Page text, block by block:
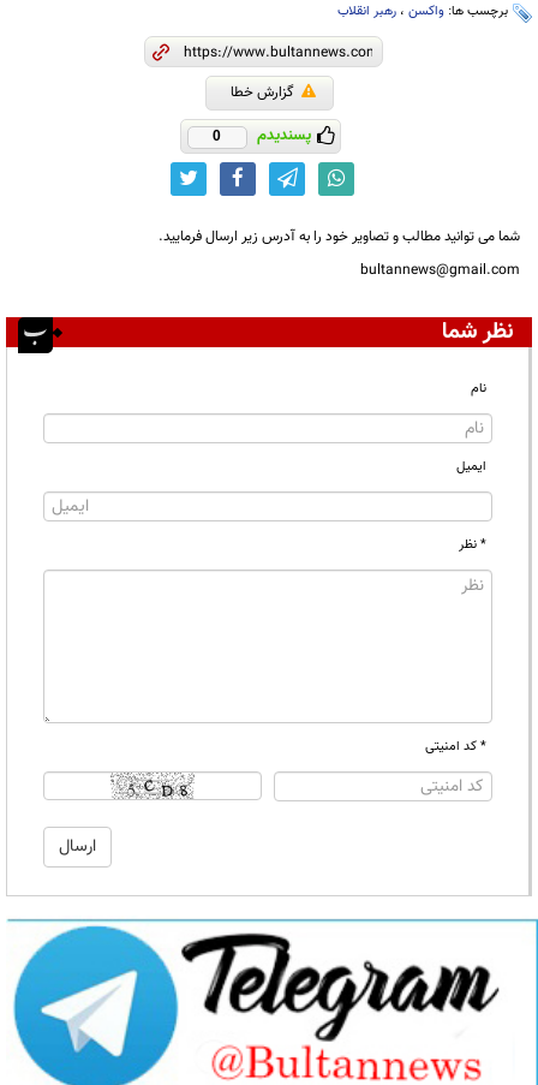
برچسب ها: واکسن ، رهبر انقلاب
گزارش خطا
پسندیدم 0
شما می توانید مطالب و تصاویر خود را به آدرس زیر ارسال فرمایید.
bultannews@gmail.com
نظر شما
نام
ایمیل
* نظر
* کد امنیتی